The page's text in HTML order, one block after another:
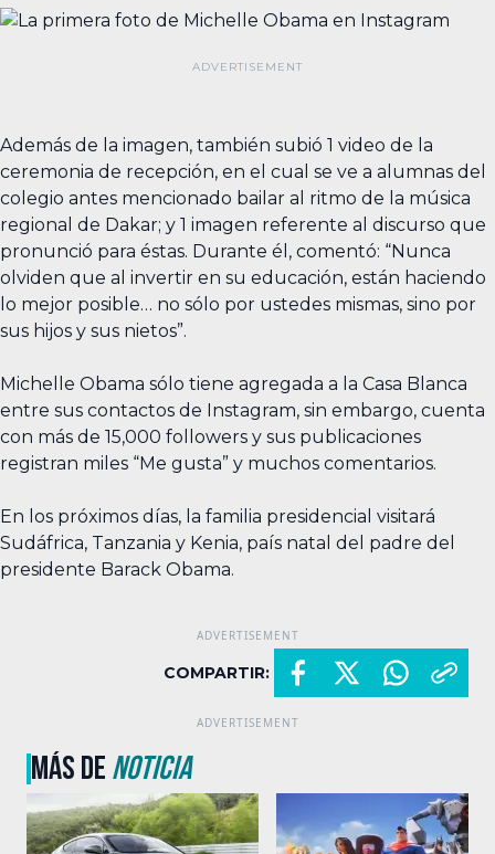
Además de la imagen, también subió 1 video de la
ceremonia de recepción, en el cual se ve a alumnas del
colegio antes mencionado bailar al ritmo de la música
regional de Dakar; y 1 imagen referente al discurso que
pronunció para éstas. Durante él, comentó: “Nunca
olviden que al invertir en su educación, están haciendo
lo mejor posible… no sólo por ustedes mismas, sino por
sus hijos y sus nietos”.
Michelle Obama sólo tiene agregada a la Casa Blanca
entre sus contactos de Instagram, sin embargo, cuenta
con más de 15,000 followers y sus publicaciones
registran miles “Me gusta” y muchos comentarios.
En los próximos días, la familia presidencial visitará
Sudáfrica, Tanzania y Kenia, país natal del padre del
presidente Barack Obama.
COMPARTIR:
MÁS DENOTICIA